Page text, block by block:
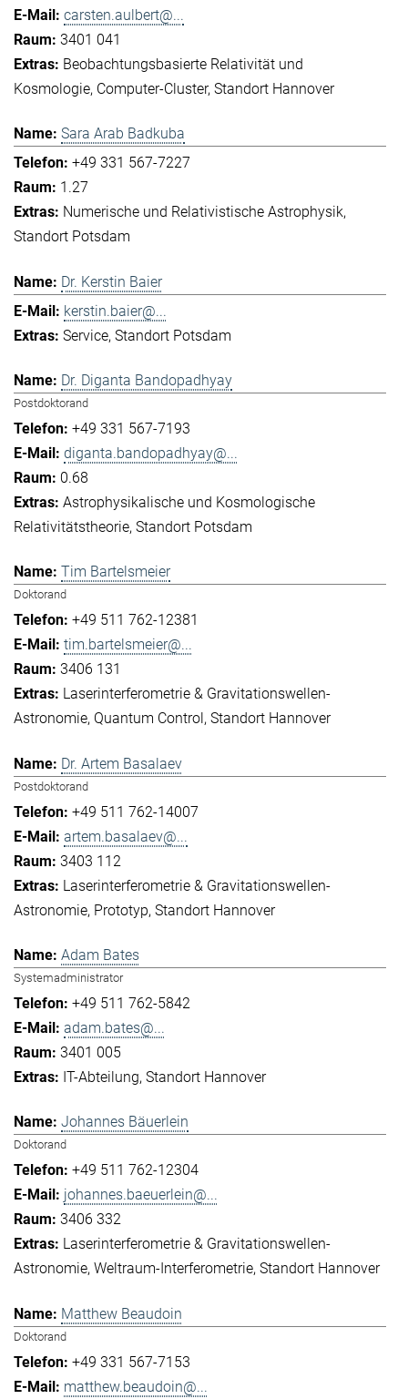
carsten.aulbert@...
3401 041
Beobachtungsbasierte Relativität und
Kosmologie Computer-Cluster Standort Hannover
Sara Arab Badkuba
+49 331 567-7227
1.27
Numerische und Relativistische Astrophysik
Standort Potsdam
Dr. Kerstin Baier
kerstin.baier@...
Service Standort Potsdam
Dr. Diganta Bandopadhyay
Postdoktorand
+49 331 567-7193
diganta.bandopadhyay@...
0.68
Astrophysikalische und Kosmologische
Relativitätstheorie Standort Potsdam
Tim Bartelsmeier
Doktorand
+49 511 762-12381
tim.bartelsmeier@...
3406 131
Laserinterferometrie & Gravitationswellen-
Astronomie Quantum Control Standort Hannover
Dr. Artem Basalaev
Postdoktorand
+49 511 762-14007
artem.basalaev@...
3403 112
Laserinterferometrie & Gravitationswellen-
Astronomie Prototyp Standort Hannover
Adam Bates
Systemadministrator
+49 511 762-5842
adam.bates@...
3401 005
IT-Abteilung Standort Hannover
Johannes Bäuerlein
Doktorand
+49 511 762-12304
johannes.baeuerlein@...
3406 332
Laserinterferometrie & Gravitationswellen-
Astronomie Weltraum-Interferometrie Standort Hannover
Matthew Beaudoin
Doktorand
+49 331 567-7153
matthew.beaudoin@...